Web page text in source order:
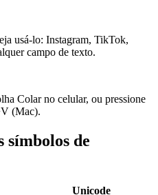
usá-lo: Instagram, TikTok,
campo de texto.
Colar no celular, ou pressione
(Mac).
símbolos de
Unicode